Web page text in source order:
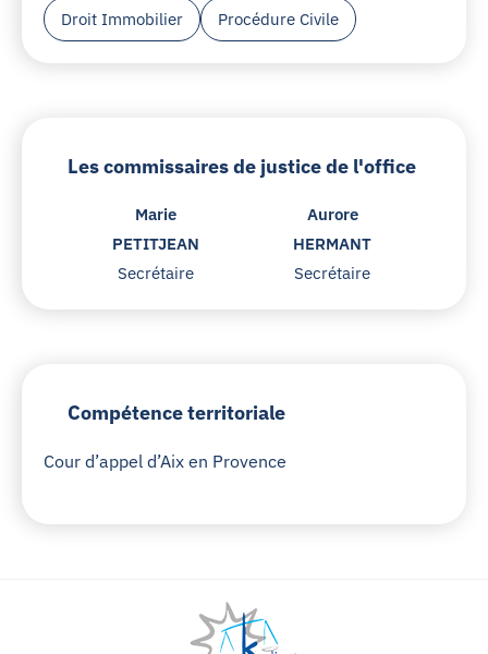
Droit Immobilier Procédure Civile
Les commissaires de justice de l'office
Marie
PETITJEAN
Secrétaire
Aurore
HERMANT
Secrétaire
Compétence territoriale
Cour d’appel d’Aix en Provence